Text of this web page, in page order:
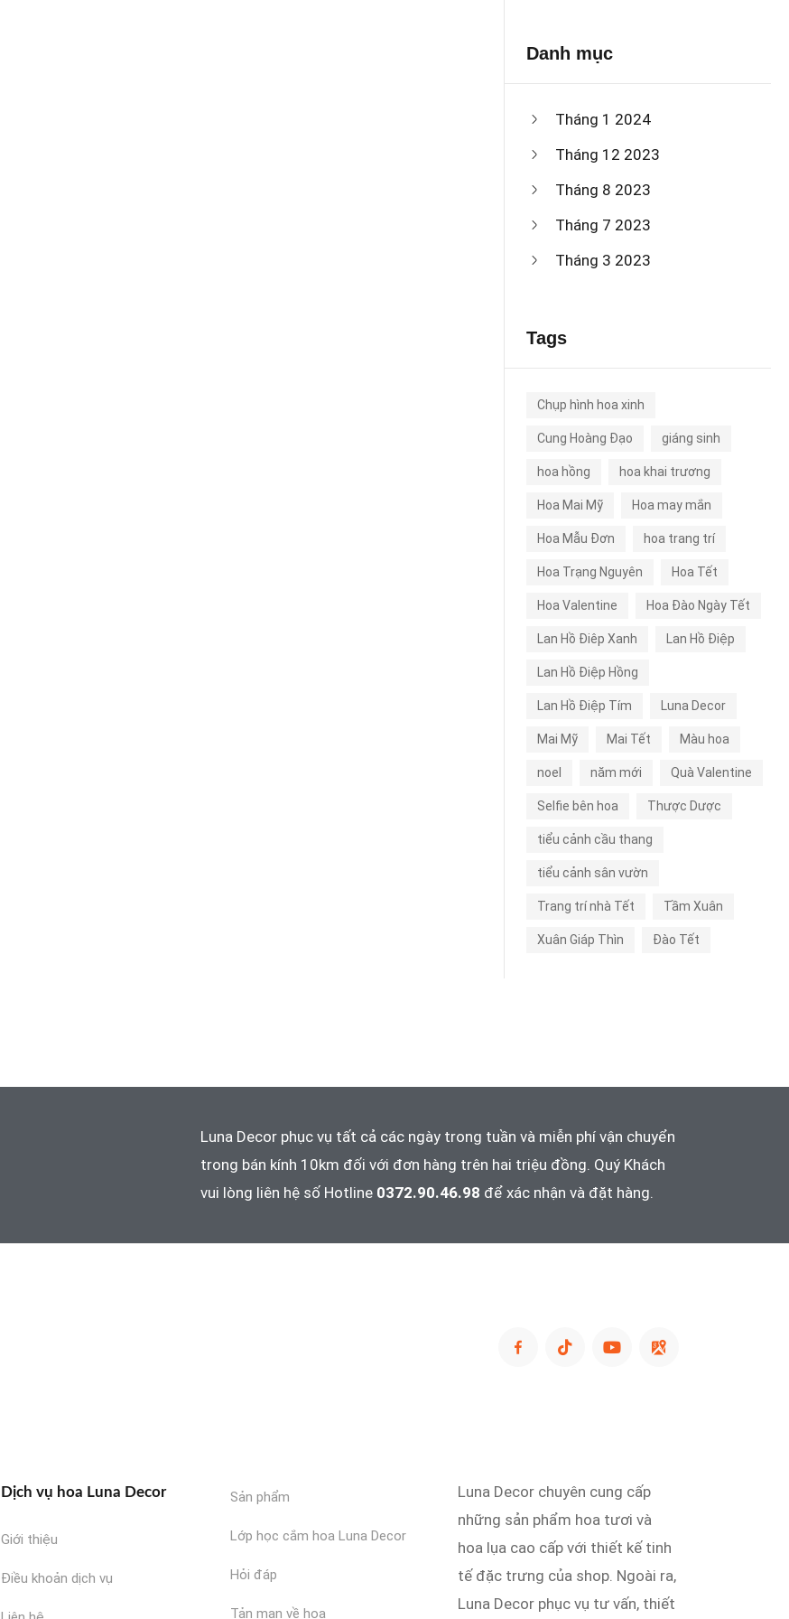
Danh mục
Tháng 1 2024
Tháng 12 2023
Tháng 8 2023
Tháng 7 2023
Tháng 3 2023
Tags
Chụp hình hoa xinh
Cung Hoàng Đạo giáng sinh
hoa hồng hoa khai trương
Hoa Mai Mỹ Hoa may mắn
Hoa Mẫu Đơn hoa trang trí
Hoa Trạng Nguyên Hoa Tết
Hoa Valentine Hoa Đào Ngày Tết
Lan Hồ Điêp Xanh Lan Hồ Điệp
Lan Hồ Điệp Hồng
Lan Hồ Điệp Tím Luna Decor
Mai Mỹ Mai Tết Màu hoa
noel năm mới Quà Valentine
Selfie bên hoa Thược Dược
tiểu cảnh cầu thang
tiểu cảnh sân vườn
Trang trí nhà Tết Tầm Xuân
Xuân Giáp Thìn Đào Tết
Luna Decor phục vụ tất cả các ngày trong tuần và miễn phí vận chuyển
trong bán kính 10km đối với đơn hàng trên hai triệu đồng. Quý Khách
vui lòng liên hệ số Hotline 0372.90.46.98 để xác nhận và đặt hàng.
Dịch vụ hoa Luna Decor
Giới thiệu
Điều khoản dịch vụ
Sản phẩm
Lớp học cắm hoa Luna Decor
Hỏi đáp
Tản mạn về hoa
Luna Decor chuyên cung cấp
những sản phẩm hoa tươi và
hoa lụa cao cấp với thiết kế tinh
tế đặc trưng của shop. Ngoài ra,
Luna Decor phục vụ tư vấn, thiết